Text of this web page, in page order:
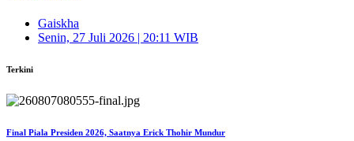
Gaiskha
Senin, 27 Juli 2026 | 20:11 WIB
Terkini
Final Piala Presiden 2026, Saatnya Erick Thohir Mundur